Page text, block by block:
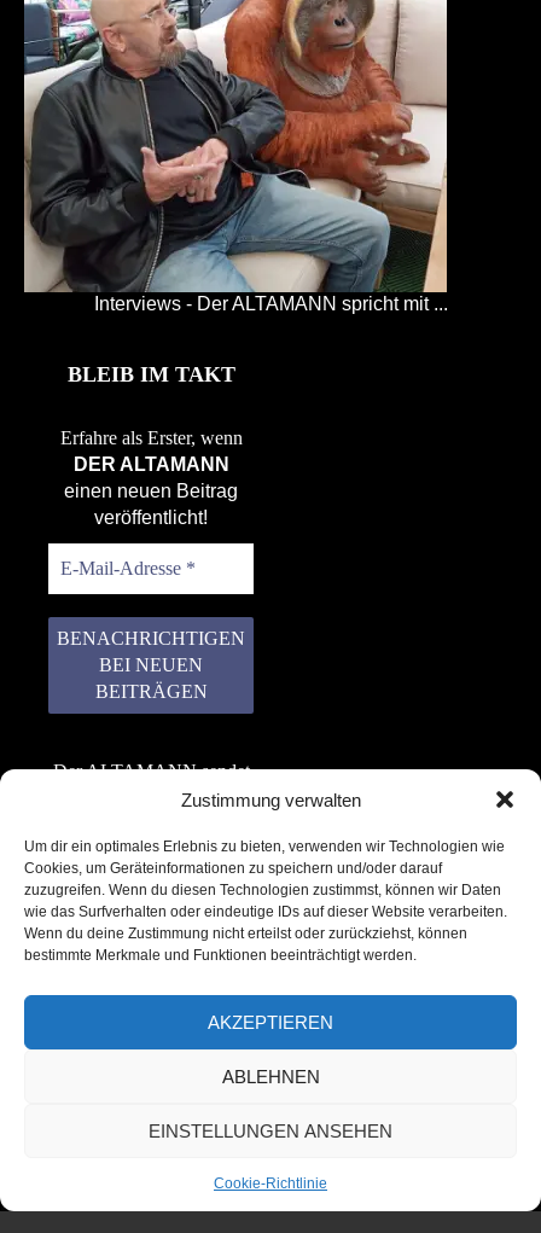
Zustimmung verwalten
Um dir ein optimales Erlebnis zu bieten, verwenden wir Technologien wie
Cookies, um Geräteinformationen zu speichern und/oder darauf
zuzugreifen. Wenn du diesen Technologien zustimmst, können wir Daten
wie das Surfverhalten oder eindeutige IDs auf dieser Website verarbeiten.
Wenn du deine Zustimmung nicht erteilst oder zurückziehst, können
bestimmte Merkmale und Funktionen beeinträchtigt werden.
AKZEPTIEREN
ABLEHNEN
EINSTELLUNGEN ANSEHEN
Cookie-Richtlinie
Interviews - Der ALTAMANN spricht mit ...
BLEIB IM TAKT
Erfahre als Erster, wenn
DER ALTAMANN
einen neuen Beitrag
veröffentlicht!
Der ALTAMANN sendet
keinen Spam! Er gibt
weiter. Erfahre mehr in
unserer
Datenschutzerklärung.
Copyright © 2022 – 2025 | ALTAMANN.com